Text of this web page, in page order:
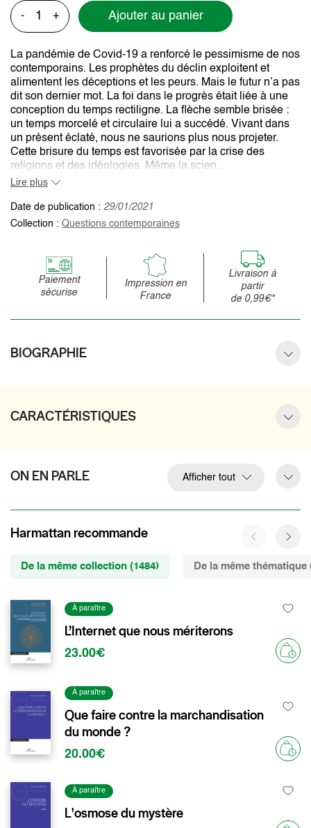
- + Ajouter au panier
La pandémie de Covid-19 a renforcé le pessimisme de nos
contemporains. Les prophètes du déclin exploitent et
alimentent les déceptions et les peurs. Mais le futur n’a pas
dit son dernier mot. La foi dans le progrès était liée à une
conception du temps rectiligne. La flèche semble brisée :
un temps morcelé et circulaire lui a succédé. Vivant dans
un présent éclaté, nous ne saurions plus nous projeter.
Cette brisure du temps est favorisée par la crise des
religions et des idéologies. Même la scien...
Lire plus
Date de publication : 29/01/2021
Collection : Questions contemporaines
Paiement
sécurise
Impression en
France
Livraison à
partir
de 0,99€*
BIOGRAPHIE
CARACTÉRISTIQUES
Afficher tout
ON EN PARLE
Harmattan recommande
De la même collection (1484) De la même thématique
À paraître
L’Internet que nous mériterons
23.00€
À paraître
Que faire contre la marchandisation
du monde ?
20.00€
À paraître
L'osmose du mystère